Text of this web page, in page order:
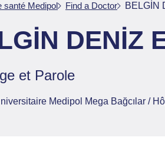
santé Medipol Find a Doctor BELGİN
DENİZ
et Parole
Medipol Mega Bağcılar /